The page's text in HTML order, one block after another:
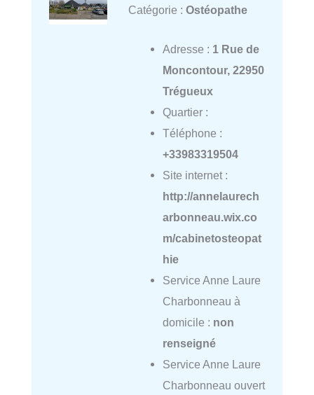
Catégorie : Ostéopathe
Adresse : 1 Rue de
Moncontour, 22950
Trégueux
Quartier :
Téléphone :
+33983319504
Site internet :
http://annelaurech
arbonneau.wix.co
m/cabinetosteopat
hie
Service Anne Laure
Charbonneau à
domicile : non
renseigné
Service Anne Laure
Charbonneau ouvert